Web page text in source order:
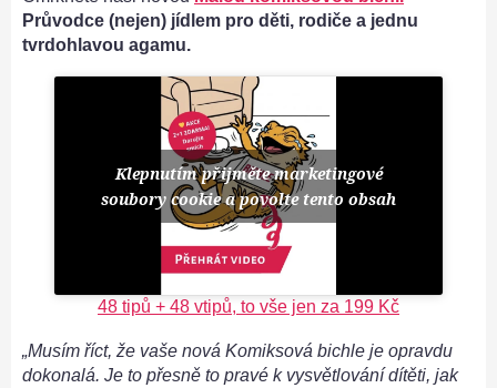
Průvodce (nejen) jídlem pro děti, rodiče a jednu
tvrdohlavou agamu.
Klepnutím přijměte marketingové
soubory cookie a povolte tento obsah
48 tipů + 48 vtipů, to vše jen za 199 Kč
„Musím říct, že vaše nová Komiksová bichle je opravdu
dokonalá. Je to přesně to pravé k vysvětlování dítěti, jak